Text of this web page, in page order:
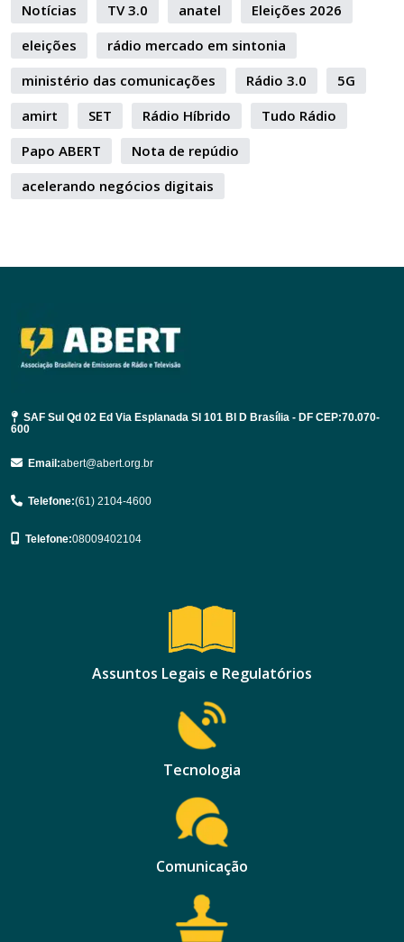
Notícias
TV 3.0 anatel
Eleições 2026
eleições
rádio mercado em sintonia
ministério das comunicações
Rádio 3.0
5G
amirt
SET Rádio Híbrido
Tudo Rádio
Papo ABERT
Nota de repúdio
acelerando negócios digitais
SAF Sul Qd 02 Ed Via Esplanada Sl 101 Bl D Brasília - DF CEP:70.070-
600
Email:abert@abert.org.br
Telefone:(61) 2104-4600
Telefone:08009402104
Assuntos Legais e Regulatórios
Tecnologia
Comunicação